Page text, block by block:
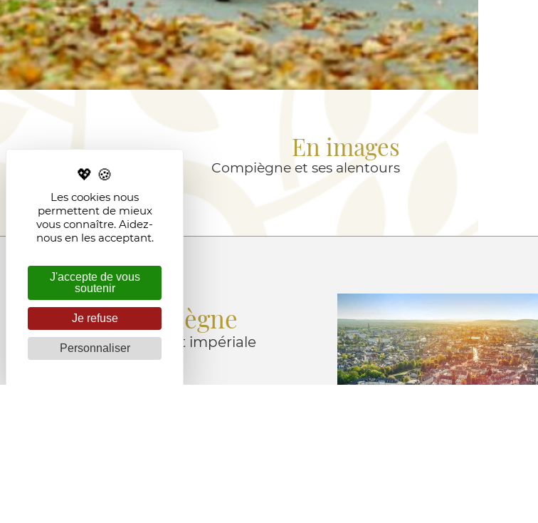
En images
Compiègne et ses alentours
Compiègne
Ville royale et impériale
Les cookies nous
permettent de mieux
vous connaître. Aidez-
nous en les acceptant.
J'accepte de vous
soutenir
Je refuse
Personnaliser